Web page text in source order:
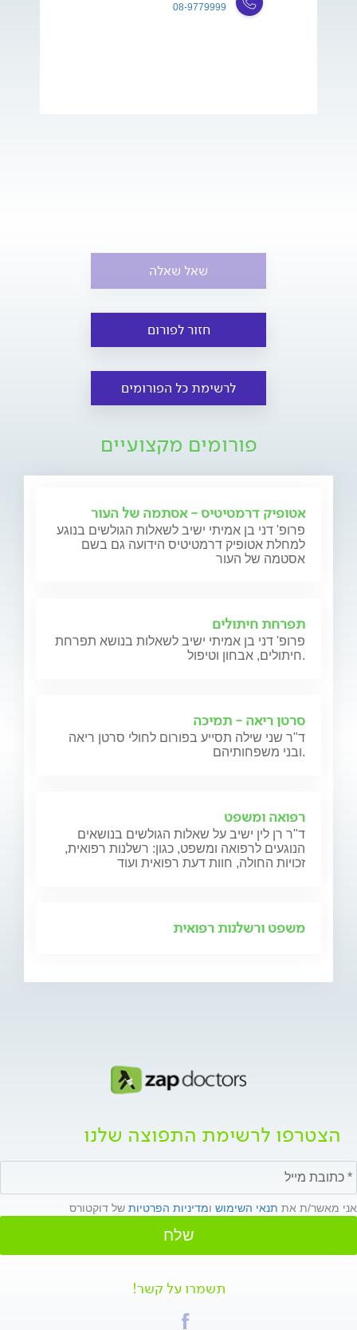
08-9779999
שאל שאלה
חזור לפורום
לרשימת כל הפורומים
פורומים מקצועיים
אטופיק דרמטיטיס - אסתמה של העור
פרופ' דני בן אמיתי ישיב לשאלות הגולשים בנוגע
למחלת אטופיק דרמטיטיס הידועה גם בשם
אסטמה של העור
תפרחת חיתולים
פרופ' דני בן אמיתי ישיב לשאלות בנושא תפרחת
חיתולים, אבחון וטיפול.
סרטן ריאה - תמיכה
ד"ר שני שילה תסייע בפורום לחולי סרטן ריאה
ובני משפחותיהם.
רפואה ומשפט
ד"ר רן לין ישיב על שאלות הגולשים בנושאים
הנוגעים לרפואה ומשפט, כגון: רשלנות רפואית,
זכויות החולה, חוות דעת רפואית ועוד
משפט ורשלנות רפואית
הצטרפו לרשימת התפוצה שלנו
אני מאשר/ת את תנאי השימוש ומדיניות הפרטיות של דוקטורס
שלח
תשמרו על קשר!